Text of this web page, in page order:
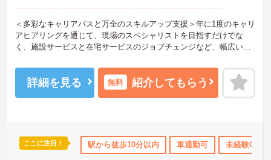
育児補助 年間休日110日以上 ブランクOK 資格取得サポート
＜多彩なキャリアパスと万全のスキルアップ支援＞年に1度のキャリ
アヒアリングを通じて、現場のスペシャリストを目指すだけでな
く、施設サービスと在宅サービスのジョブチェンジなど、幅広い経
＜プライベートも充実させる嬉しい福利厚生＞仕事の疲れを癒やす
ための制度も充実しています。各地のレジャー施設や宿泊が最大8
0％オフになる優待制度や、勤続5年ごとの「特別連続有給休暇（5
＜＜ICT導入が進む効率的な現場で、身体的負担を減らしケアに専念
＞スマホ記録や睡眠測定センサー等の導入で月400時間の生産性向上
詳細を見る 無料 紹介してもらう
ここに注目！ 駅から徒歩10分以内 車通勤可 未経験OK